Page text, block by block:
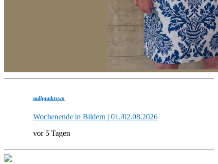
nullpunktzwo
Wochenende in Bildern | 01./02.08.2026
vor 5 Tagen